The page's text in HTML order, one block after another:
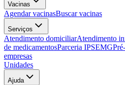
Vacinas
Agendar vacinasBuscar vacinas
Serviços
Atendimento domiciliarAtendimento
de medicamentosParceria IPSEMG
empresas
Unidades
Ajuda